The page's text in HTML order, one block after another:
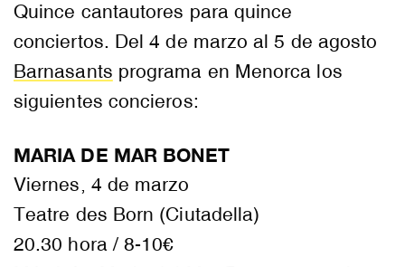
Quince cantautores para quince
conciertos. Del 4 de marzo al 5 de agosto
Barnasants programa en Menorca los
siguientes concieros:
MARIA DE MAR BONET
Viernes, 4 de marzo
Teatre des Born (Ciutadella)
20.30 hora / 8-10€